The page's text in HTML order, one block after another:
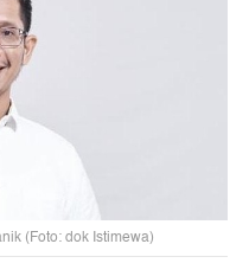
(Foto: dok Istimewa)